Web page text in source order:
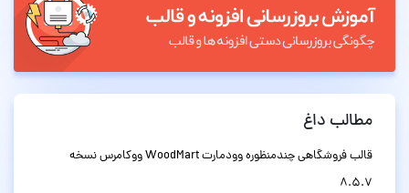
مطالب داغ
قالب فروشگاهی چندمنظوره وودمارت WoodMart ووکامرس نسخه
8.5.7